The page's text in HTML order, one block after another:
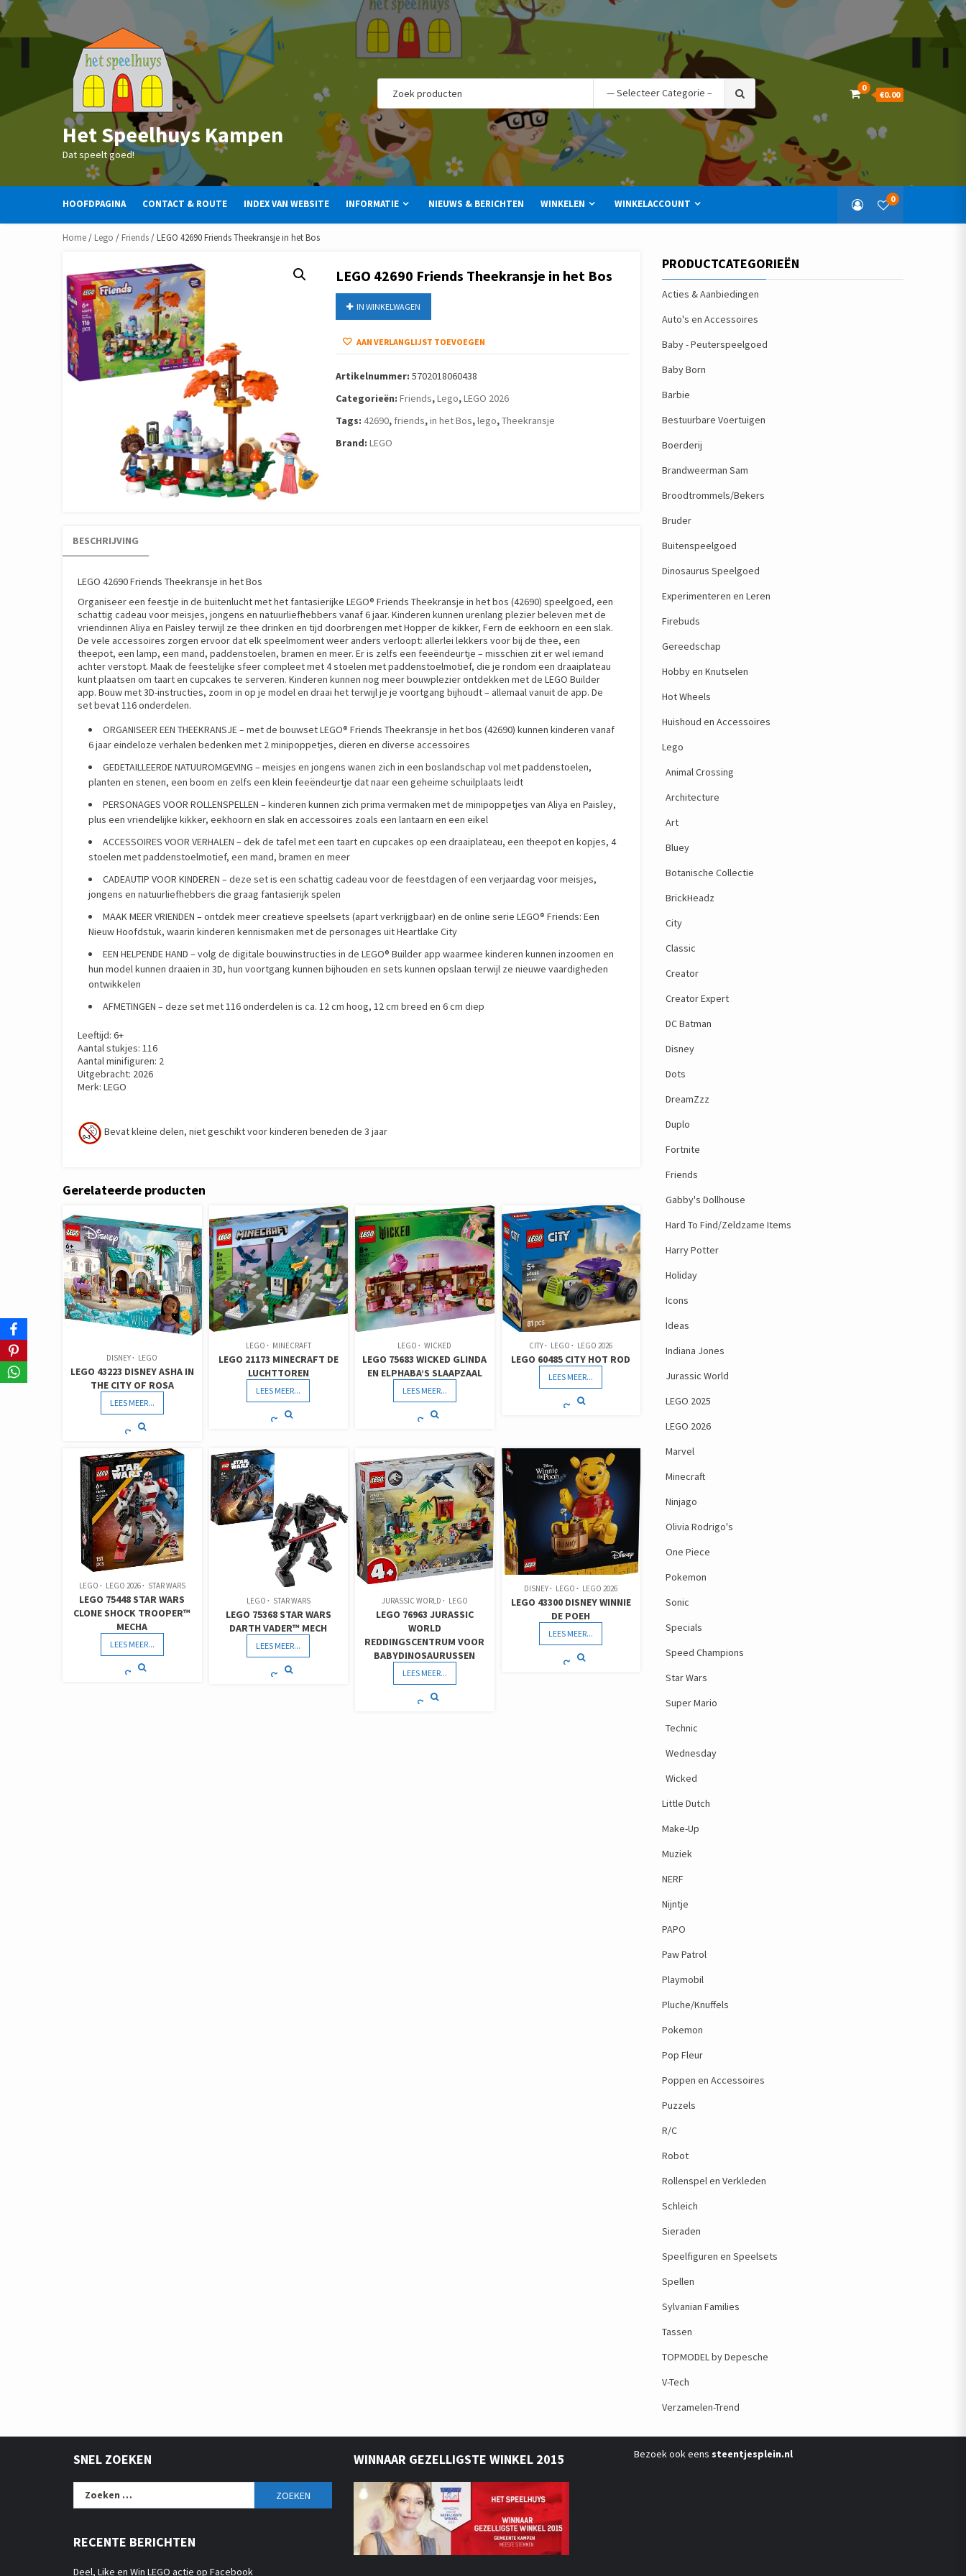
Skip
to
content
Het Speelhuys Kampen
Dat speelt goed!
Search
for:
0
€0.00
HOOFDPAGINA CONTACT & ROUTE INDEX VAN WEBSITE INFORMATIE NIEUWS & BERICHTEN WINKELEN WINKELACCOUNT 0
Home/ Lego / Friends/ LEGO 42690 Friends Theekransje in het Bos
LEGO 42690 Friends Theekransje in het Bos
IN WINKELWAGEN
AAN VERLANGLIJST TOEVOEGEN
Artikelnummer: 5702018060438
Categorieën: Friends,Lego,LEGO 2026
Tags: 42690, friends,in het Bos,lego,Theekransje
Brand: LEGO
BESCHRIJVING
LEGO 42690 Friends Theekransje in het Bos
Organiseer een feestje in de buitenlucht met het fantasierijke LEGO® Friends Theekransje in het bos (42690) speelgoed, een
schattig cadeau voor meisjes, jongens en natuurliefhebbers vanaf 6 jaar. Kinderen kunnen urenlang plezier beleven met de
vriendinnen Aliya en Paisley terwijl ze thee drinken en tijd doorbrengen met Hopper de kikker, Fern de eekhoorn en een slak.
De vele accessoires zorgen ervoor dat elk speelmoment weer anders verloopt: allerlei lekkers voor bij de thee, een
theepot, een lamp, een mand, paddenstoelen, bramen en meer. Er is zelfs een feeëndeurtje – misschien zit er wel iemand
achter verstopt. Maak de feestelijke sfeer compleet met 4 stoelen met paddenstoelmotief, die je rondom een draaiplateau
kunt plaatsen om taart en cupcakes te serveren. Kinderen kunnen nog meer bouwplezier ontdekken met de LEGO Builder
app. Bouw met 3D-instructies, zoom in op je model en draai het terwijl je je voortgang bijhoudt – allemaal vanuit de app. De
set bevat 116 onderdelen.
ORGANISEER EEN THEEKRANSJE – met de bouwset LEGO® Friends Theekransje in het bos (42690) kunnen kinderen vanaf
6 jaar eindeloze verhalen bedenken met 2 minipoppetjes, dieren en diverse accessoires
GEDETAILLEERDE NATUUROMGEVING – meisjes en jongens wanen zich in een boslandschap vol met paddenstoelen,
planten en stenen, een boom en zelfs een klein feeëndeurtje dat naar een geheime schuilplaats leidt
PERSONAGES VOOR ROLLENSPELLEN – kinderen kunnen zich prima vermaken met de minipoppetjes van Aliya en Paisley,
plus een vriendelijke kikker, eekhoorn en slak en accessoires zoals een lantaarn en een eikel
ACCESSOIRES VOOR VERHALEN – dek de tafel met een taart en cupcakes op een draaiplateau, een theepot en kopjes, 4
stoelen met paddenstoelmotief, een mand, bramen en meer
CADEAUTIP VOOR KINDEREN – deze set is een schattig cadeau voor de feestdagen of een verjaardag voor meisjes,
jongens en natuurliefhebbers die graag fantasierijk spelen
MAAK MEER VRIENDEN – ontdek meer creatieve speelsets (apart verkrijgbaar) en de online serie LEGO® Friends: Een
Nieuw Hoofdstuk, waarin kinderen kennismaken met de personages uit Heartlake City
EEN HELPENDE HAND – volg de digitale bouwinstructies in de LEGO® Builder app waarmee kinderen kunnen inzoomen en
hun model kunnen draaien in 3D, hun voortgang kunnen bijhouden en sets kunnen opslaan terwijl ze nieuwe vaardigheden
ontwikkelen
AFMETINGEN – deze set met 116 onderdelen is ca. 12 cm hoog, 12 cm breed en 6 cm diep
Leeftijd: 6+
Aantal stukjes: 116
Aantal minifiguren: 2
Uitgebracht: 2026
Merk: LEGO
Bevat kleine delen, niet geschikt voor kinderen beneden de 3 jaar
Gerelateerde producten
DISNEY LEGO
LEGO 43223 DISNEY ASHA IN
THE CITY OF ROSA
LEES MEER...
LEGO MINECRAFT
LEGO 21173 MINECRAFT DE
LUCHTTOREN
LEES MEER...
LEGO WICKED
LEGO 75683 WICKED GLINDA
EN ELPHABA’S SLAAPZAAL
LEES MEER...
CITY LEGO LEGO 2026
LEGO 60485 CITY HOT ROD
LEES MEER...
LEGO LEGO 2026 STAR WARS
LEGO 75448 STAR WARS
CLONE SHOCK TROOPER™
MECHA
LEES MEER...
LEGO STAR WARS
LEGO 75368 STAR WARS
DARTH VADER™ MECH
LEES MEER...
JURASSIC WORLD LEGO
LEGO 76963 JURASSIC
WORLD
REDDINGSCENTRUM VOOR
BABYDINOSAURUSSEN
LEES MEER...
DISNEY LEGO LEGO 2026
LEGO 43300 DISNEY WINNIE
DE POEH
LEES MEER...
PRODUCTCATEGORIEËN
Acties & Aanbiedingen
Auto's en Accessoires
Baby - Peuterspeelgoed
Baby Born
Barbie
Bestuurbare Voertuigen
Boerderij
Brandweerman Sam
Broodtrommels/Bekers
Bruder
Buitenspeelgoed
Dinosaurus Speelgoed
Experimenteren en Leren
Firebuds
Gereedschap
Hobby en Knutselen
Hot Wheels
Huishoud en Accessoires
Lego
Animal Crossing
Architecture
Art
Bluey
Botanische Collectie
BrickHeadz
City
Classic
Creator
Creator Expert
DC Batman
Disney
Dots
DreamZzz
Duplo
Fortnite
Friends
Gabby's Dollhouse
Hard To Find/Zeldzame Items
Harry Potter
Holiday
Icons
Ideas
Indiana Jones
Jurassic World
LEGO 2025
LEGO 2026
Marvel
Minecraft
Ninjago
Olivia Rodrigo's
One Piece
Pokemon
Sonic
Specials
Speed Champions
Star Wars
Super Mario
Technic
Wednesday
Wicked
Little Dutch
Make-Up
Muziek
NERF
Nijntje
PAPO
Paw Patrol
Playmobil
Pluche/Knuffels
Pokemon
Pop Fleur
Poppen en Accessoires
Puzzels
R/C
Robot
Rollenspel en Verkleden
Schleich
Sieraden
Speelfiguren en Speelsets
Spellen
Sylvanian Families
Tassen
TOPMODEL by Depesche
V-Tech
Verzamelen-Trend
SNEL ZOEKEN
Zoeken
RECENTE BERICHTEN
Deel, Like en Win LEGO actie op Facebook
WINNAAR GEZELLIGSTE WINKEL 2015 Bezoek ook eens steentjesplein.nl